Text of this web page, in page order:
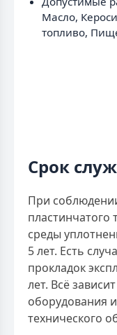
Масло,
топливо,
Срок
При
пластинчатого
среды
5 лет. Есть
прокладок
лет. Всё
оборудования
технического